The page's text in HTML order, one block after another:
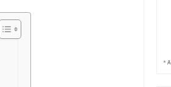
*